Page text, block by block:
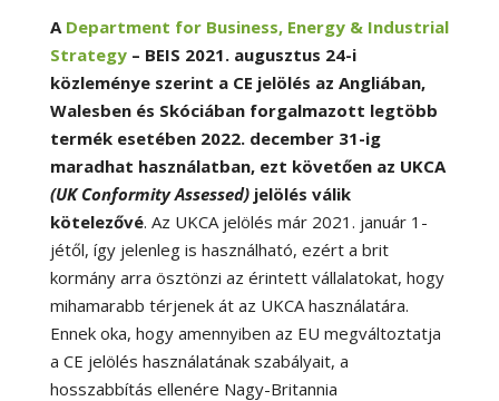
A Department for Business, Energy & Industrial
Strategy– BEIS 2021. augusztus 24-i
közleménye szerint a CE jelölés az Angliában,
Walesben és Skóciában forgalmazott legtöbb
termék esetében 2022. december 31-ig
maradhat használatban, ezt követően az UKCA
(UK Conformity Assessed)jelölés válik
kötelezővé. Az UKCA jelölés már 2021. január 1-
jétől, így jelenleg is használható, ezért a brit
kormány arra ösztönzi az érintett vállalatokat, hogy
mihamarabb térjenek át az UKCA használatára.
Ennek oka, hogy amennyiben az EU megváltoztatja
a CE jelölés használatának szabályait, a
hosszabbítás ellenére Nagy-Britannia